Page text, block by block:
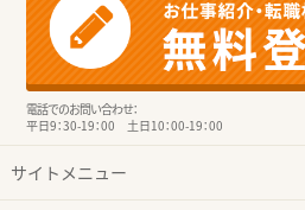
電話でのお問い合わせ：
平日9：30-19：00 土日10：00-19：00
サイトメニュー